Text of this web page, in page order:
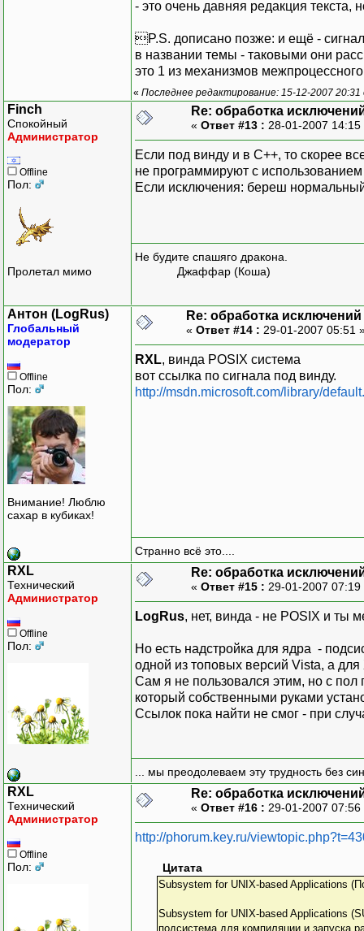
- это очень давняя редакция текста,
P.S. дописано позже: и ещё -
в названии темы - таковыми они
это 1 из механизмов
« Последнее редактирование: 15-12-2007
Finch
Спокойный
Администратор
Offline
Пол:
Пролетал мимо
Re: обработка
« Ответ #13 : 28-01-2007
Если под винду и в С++, то скорее
не программируют с
Если исключения: береш
Не будите спашяго дракона.
Джаффар (Коша)
Антон (LogRus)
Глобальный
модератор
Offline
Пол:
Внимание! Люблю
сахар в кубиках!
Re: обработка исключений
« Ответ #14 : 29-01-2007 05:51
RXL, винда POSIX система
вот ссылка по сигнала под винду.
http://msdn.microsoft.com/library/
Странно всё это....
RXL
Технический
Администратор
Offline
Пол:
Re: обработка
« Ответ #15 : 29-01-2007
LogRus, нет, винда - не POSIX и ты
Но есть надстройка для ядра -
одной из топовых версий Vista, а
Сам я не пользовался этим, но с
который собственными руками
Ссылок пока найти не смог - при
... мы преодолеваем эту трудность без
RXL
Технический
Администратор
Offline
Пол:
Re: обработка
« Ответ #16 : 29-01-2007
http://phorum.key.ru/
Цитата
Subsystem for UNIX-based Applications
Subsystem for UNIX-based Applications
подсистема для компиляции и запуска